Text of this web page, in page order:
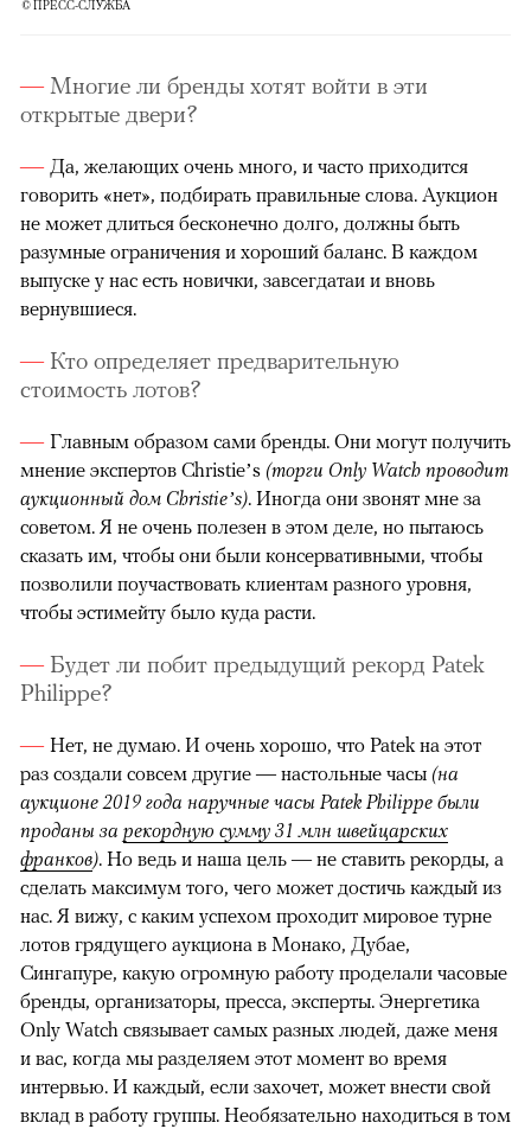
© ПРЕСС-СЛУЖБА
Многие ли бренды хотят войти в эти
открытые двери?
Да, желающих очень много, и часто приходится
говорить «нет», подбирать правильные слова. Аукцион
не может длиться бесконечно долго, должны быть
разумные ограничения и хороший баланс. В каждом
выпуске у нас есть новички, завсегдатаи и вновь
вернувшиеся.
Кто определяет предварительную
стоимость лотов?
Главным образом сами бренды. Они могут получить
мнение экспертов Christie’s (торги Only Watch проводит
аукционный дом Christie’s). Иногда они звонят мне за
советом. Я не очень полезен в этом деле, но пытаюсь
сказать им, чтобы они были консервативными, чтобы
позволили поучаствовать клиентам разного уровня,
чтобы эстимейту было куда расти.
Будет ли побит предыдущий рекорд Patek
Philippe?
Нет, не думаю. И очень хорошо, что Patek на этот
раз создали совсем другие — настольные часы (на
аукционе 2019 года наручные часы Patek Philippe были
проданы за рекордную сумму 31 млн швейцарских
франков). Но ведь и наша цель — не ставить рекорды, а
сделать максимум того, чего может достичь каждый из
нас. Я вижу, с каким успехом проходит мировое турне
лотов грядущего аукциона в Монако, Дубае,
Сингапуре, какую огромную работу проделали часовые
бренды, организаторы, пресса, эксперты. Энергетика
Only Watch связывает самых разных людей, даже меня
и вас, когда мы разделяем этот момент во время
интервью. И каждый, если захочет, может внести свой
вклад в работу группы. Необязательно находиться в том